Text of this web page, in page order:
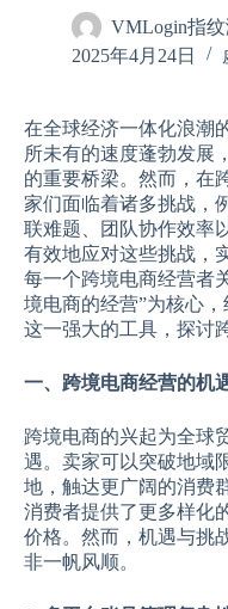
VMLogin指
2025年4月24日
在全球经济一体化浪潮
所未有的速度蓬勃发展
的重要桥梁。然而，在
家们面临着诸多挑战，
联难题、团队协作效率
有效地应对这些挑战，
每一个跨境电商经营者
境电商的经营”为核心，
这一强大的工具，探讨
一、跨境电商经营的机
跨境电商的兴起为全球
遇。卖家可以突破地域
地，触达更广阔的消费
消费者提供了更多样化
价格。然而，机遇与挑
非一帆风顺。